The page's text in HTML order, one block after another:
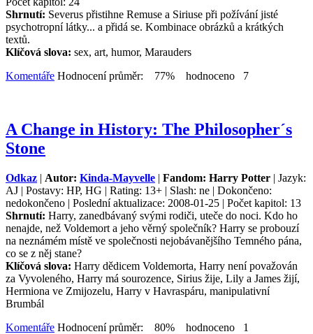
Shrnutí: Severus přistihne Remuse a Siriuse při požívání jisté
psychotropní látky... a přidá se. Kombinace obrázků a krátkých
textů.
Klíčová slova: sex, art, humor, Marauders
Komentáře Hodnocení průměr: 77% hodnoceno 7
A Change in History: The Philosopher´s
Stone
Odkaz | Autor: Kinda-Mayvelle | Fandom: Harry Potter | Jazyk:
AJ | Postavy: HP, HG | Rating: 13+ | Slash: ne | Dokončeno:
nedokončeno | Poslední aktualizace: 2008-01-25 | Počet kapitol: 13
Shrnutí: Harry, zanedbávaný svými rodiči, uteče do noci. Kdo ho
nenajde, než Voldemort a jeho věrný společník? Harry se probouzí
na neznámém místě ve společnosti nejobávanějšího Temného pána,
co se z něj stane?
Klíčová slova: Harry dědicem Voldemorta, Harry není považován
za Vyvoleného, Harry má sourozence, Sirius žije, Lily a James žijí,
Hermiona ve Zmijozelu, Harry v Havraspáru, manipulativní
Brumbál
Komentáře Hodnocení průměr: 80% hodnoceno 1